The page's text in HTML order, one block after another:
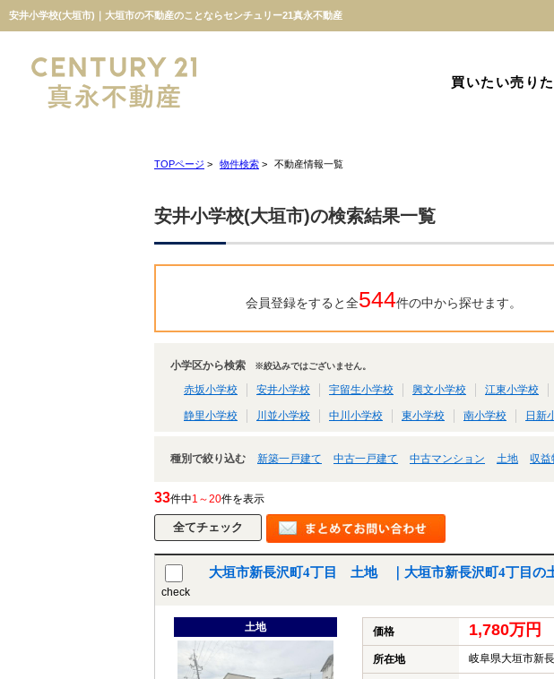
安井小学校(大垣市)｜大垣市の不動産のことならセンチュリー21真永不動産
買いたい売り
TOPページ > 物件検索 > 不動産情報一覧
安井小学校(大垣市)の検索結果一覧
会員登録をすると全544件の中から探せます。
小学区から検索 ※絞込みではございません。
赤坂小学校 安井小学校 宇留生小学校 興文小学校 江東小学校
静里小学校 川並小学校 中川小学校 東小学校 南小学校 日新
種別で絞り込む 新築一戸建て 中古一戸建て 中古マンション 土地 収益
33件中1～20件を表示
check
大垣市新長沢町4丁目 土地 ｜大垣市新長沢町4丁目の
土地 価格 1,780万円
所在地 岐阜県大垣市新